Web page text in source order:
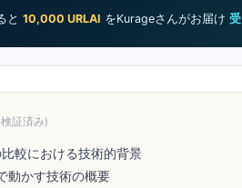
と 10,000 URLAI をKurageさんがお届け
証済み)
較における技術的背景
動かす技術の概要